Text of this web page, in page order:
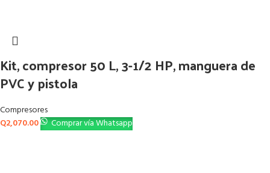
Kit, compresor 50 L, 3-1/2 HP, manguera de
PVC y pistola
Compresores
Q2,070.00 Comprar vía Whatsapp